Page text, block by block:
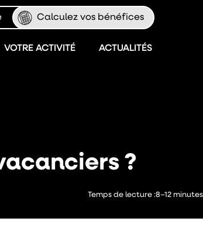
Calculez vos bénéfices
VOTRE ACTIVITÉ ACTUALITÉS
?
Temps de lecture :8–12 minutes